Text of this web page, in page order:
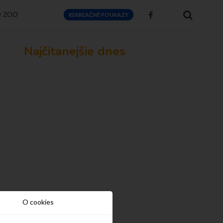
ZOO REKREAČNÉ POUKAZY
Najčítanejšie dnes
O cookies